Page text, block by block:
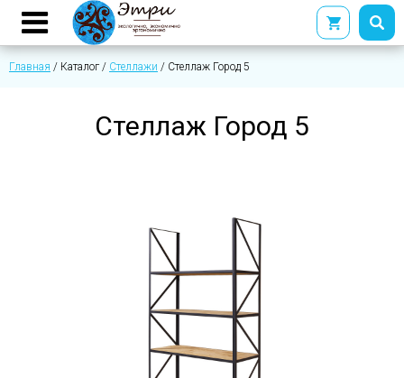
Главная / Каталог / Стеллажи / Стеллаж Город 5
Стеллаж Город 5